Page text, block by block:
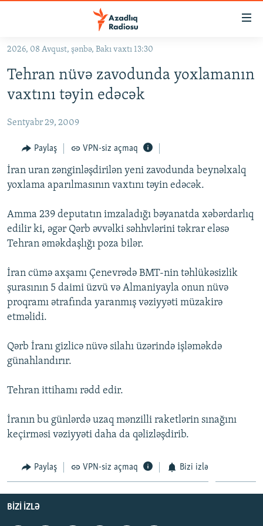
Əsas
qayıt
Əsas
qayıt
KORRUPSIOMETR
#ƏSLINDƏ
FƏRQƏ BAX
QANUNI DOĞRU
ARAŞDIRMA
MULTIMEDIA
VIDEO
İNFOQRAFIKA
RADIO ARXIV
AZƏRBAYCAN ƏDƏBIYYATI KITABXANASI
İSLAM VƏ DEMOKRATIYA
İZ - MƏDƏNIYYƏT PROQRAMI
MISSIYAMIZ
PEŞƏ ETIKASI VƏ JURNALISTIKA STANDARTLARIMIZ
MATERIALLARIMIZDAN ISTIFADƏ
BIZIMLƏ ƏLAQƏ
BIZI IZLƏ
RFE/RL-in bütün saytları
2026, 08 Avqust, şənbə, Bakı vaxtı 13:30
Tehran nüvə zavodunda yoxlamanın
vaxtını təyin edəcək
Sentyabr 29, 2009
Paylaş VPN-siz açmaq
İran uran zənginləşdirilən yeni zavodunda beynəlxalq
yoxlama aparılmasının vaxtını təyin edəcək.
Amma 239 deputatın imzaladığı bəyanatda xəbərdarlıq
edilir ki, əgər Qərb əvvəlki səhhvlərini təkrar eləsə
Tehran əməkdaşlığı poza bilər.
İran cümə axşamı Çenevrədə BMT-nin təhlükəsizlik
şurasının 5 daimi üzvü və Almaniyayla onun nüvə
proqramı ətrafında yaranmış vəziyyəti müzakirə
etməlidi.
Qərb İranı gizlicə nüvə silahı üzərində işləməkdə
günahlandırır.
Tehran ittihamı rədd edir.
İranın bu günlərdə uzaq mənzilli raketlərin sınağını
keçirməsi vəziyyəti daha da qəlizləşdirib.
Paylaş VPN-siz açmaq Bizi izlə
BIZI IZLƏ